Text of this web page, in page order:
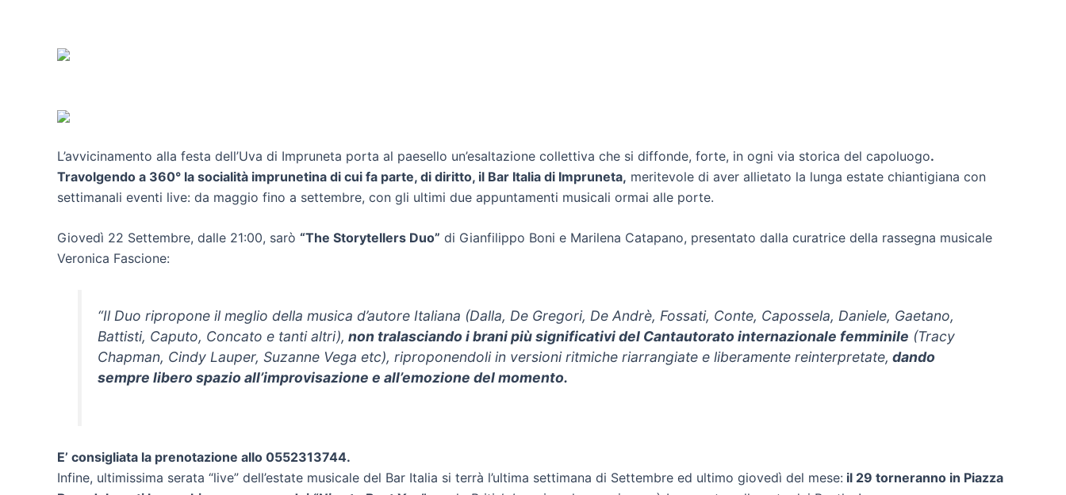
L’avvicinamento alla festa dell’Uva di Impruneta porta al paesello un’esaltazione collettiva che si diffonde, forte, in ogni via storica del capoluogo.
Travolgendo a 360° la socialità imprunetina di cui fa parte, di diritto, il Bar Italia di Impruneta, meritevole di aver allietato la lunga estate chiantigiana con
settimanali eventi live: da maggio fino a settembre, con gli ultimi due appuntamenti musicali ormai alle porte.
Giovedì 22 Settembre, dalle 21:00, sarò “The Storytellers Duo” di Gianfilippo Boni e Marilena Catapano, presentato dalla curatrice della rassegna musicale
Veronica Fascione:
“Il Duo ripropone il meglio della musica d’autore Italiana (Dalla, De Gregori, De Andrè, Fossati, Conte, Capossela, Daniele, Gaetano,
Battisti, Caputo, Concato e tanti altri), non tralasciando i brani più significativi del Cantautorato internazionale femminile (Tracy
Chapman, Cindy Lauper, Suzanne Vega etc), riproponendoli in versioni ritmiche riarrangiate e liberamente reinterpretate, dando
sempre libero spazio all’improvisazione e all’emozione del momento.
E’ consigliata la prenotazione allo 0552313744.
Infine, ultimissima serata “live” dell’estate musicale del Bar Italia si terrà l’ultima settimana di Settembre ed ultimo giovedì del mese: il 29 torneranno in Piazza